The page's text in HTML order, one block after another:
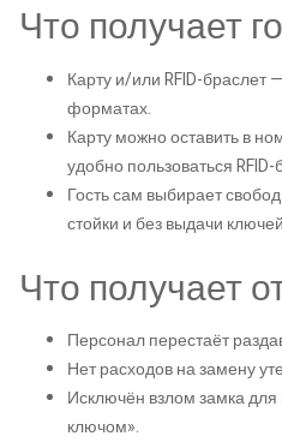
Что получает
Карту и/или RFID-браслет
форматах.
Карту можно оставить в
удобно пользоваться
Гость сам выбирает
стойки и без выдачи
Что получает
Персонал перестаёт
Нет расходов на замену
Исключён взлом замка
ключом».